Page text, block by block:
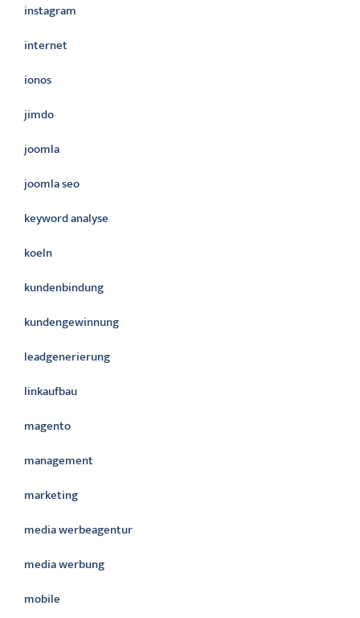
instagram
internet
ionos
jimdo
joomla
joomla seo
keyword analyse
koeln
kundenbindung
kundengewinnung
leadgenerierung
linkaufbau
magento
management
marketing
media werbeagentur
media werbung
mobile